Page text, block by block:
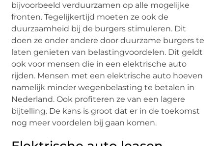
bijvoorbeeld verduurzamen op alle mogelijke
fronten. Tegelijkertijd moeten ze ook de
duurzaamheid bij de burgers stimuleren. Dit
doen ze onder andere door duurzame burgers te
laten genieten van belastingvoordelen. Dit geldt
ook voor mensen die in een elektrische auto
rijden. Mensen met een elektrische auto hoeven
namelijk minder wegenbelasting te betalen in
Nederland. Ook profiteren ze van een lagere
bijtelling. De kans is groot dat er in de toekomst
nog meer voordelen bij gaan komen.